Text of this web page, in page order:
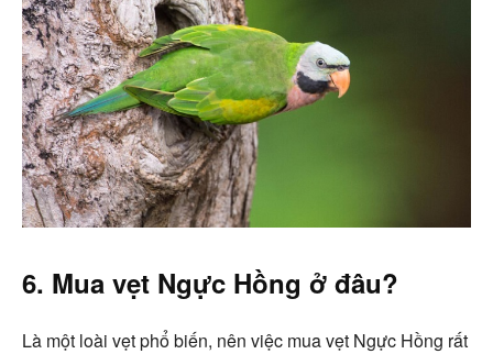
6. Mua vẹt Ngực Hồng ở đâu?
Là một loài vẹt phổ biến, nên việc mua vẹt Ngực Hồng rất